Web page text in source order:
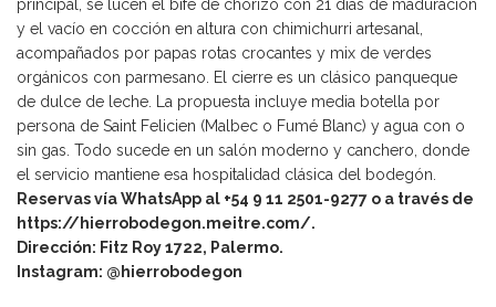
principal, se lucen el bife de chorizo con 21 días de maduración
y el vacío en cocción en altura con chimichurri artesanal,
acompañados por papas rotas crocantes y mix de verdes
orgánicos con parmesano. El cierre es un clásico panqueque
de dulce de leche. La propuesta incluye media botella por
persona de Saint Felicien (Malbec o Fumé Blanc) y agua con o
sin gas. Todo sucede en un salón moderno y canchero, donde
el servicio mantiene esa hospitalidad clásica del bodegón.
Reservas vía WhatsApp al +54 9 11 2501-9277 o a través de
https://hierrobodegon.meitre.com/.
Dirección: Fitz Roy 1722, Palermo.
Instagram: @hierrobodegon